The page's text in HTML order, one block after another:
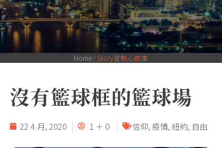
Home /Story宣教心故事
沒有籃球框的籃球場
22 4 月, 2020 １＋０ 信仰, 疫情, 紐約, 自由